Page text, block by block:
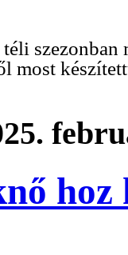
most
hoz